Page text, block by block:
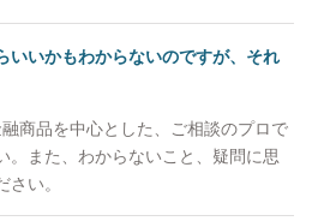
があります。
いいかもわからないのですが、それ
商品を中心とした、ご相談のプロで
。また、わからないこと、疑問に思
い。